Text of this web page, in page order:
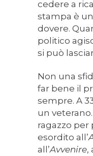
cedere a
stampa è
dovere.
politico
si può
Non una
far bene il
sempre. A
un
ragazzo per
esordito all’
all’Avvenire,